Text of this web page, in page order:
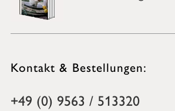
Kontakt & Bestellungen:
+49 (0) 9563 / 513320